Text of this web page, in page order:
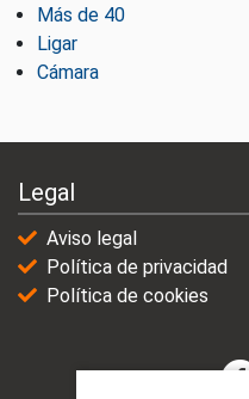
Más de 40
Ligar
Cámara
Legal
Aviso legal
Política de privacidad
Política de cookies